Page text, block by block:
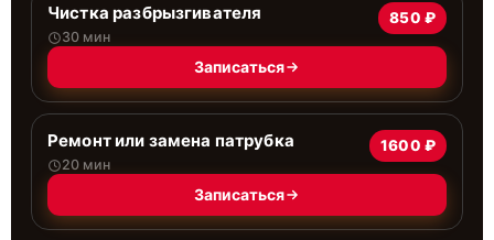
Чистка разбрызгивателя
30 мин
850 ₽
Записаться
Ремонт или замена патрубка
20 мин
1600 ₽
Записаться